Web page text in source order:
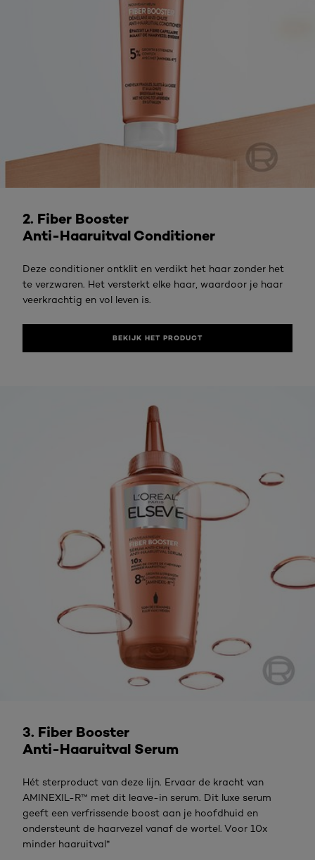
2. Fiber Booster
Anti-Haaruitval Conditioner
Deze conditioner ontklit en verdikt het haar zonder het
te verzwaren. Het versterkt elke haar, waardoor je haar
veerkrachtig en vol leven is.
BEKIJK HET PRODUCT
3. Fiber Booster
Anti-Haaruitval Serum
Hét sterproduct van deze lijn. Ervaar de kracht van
AMINEXIL-R™ met dit leave-in serum. Dit luxe serum
geeft een verfrissende boost aan je hoofdhuid en
ondersteunt de haarvezel vanaf de wortel. Voor 10x
minder haaruitval*​ ​